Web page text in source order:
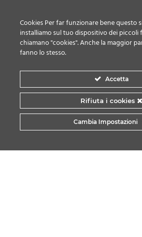
SEDE OPERATIVA E AMMINISTRATIVA
Via Gardesana, 22 – 25086
P.IVA, C.FISC. 01883740985 R.E.A.
Tel+39 030 603054
Email:info@averoldi.it
Cookies Per far funzionare bene questo
installiamo sul tuo dispositivo dei piccoli
chiamano "cookies". Anche la maggior
fanno lo stesso.
Accetta
Rifiuta i cookies
Cambia Impostazioni